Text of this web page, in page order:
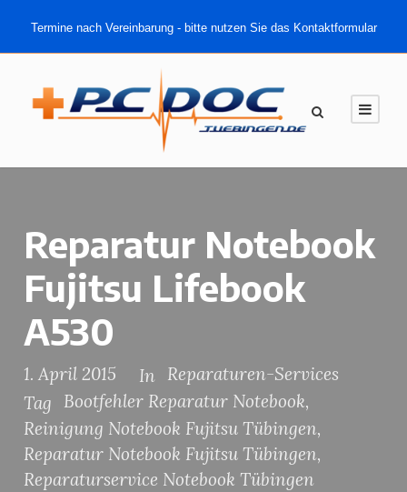
Termine nach Vereinbarung - bitte nutzen Sie das Kontaktformular
Reparatur Notebook
Fujitsu Lifebook
A530
1. April 2015 In
Reparaturen-Services
Tag
Bootfehler Reparatur Notebook,
Reinigung Notebook Fujitsu Tübingen,
Reparatur Notebook Fujitsu Tübingen,
Reparaturservice Notebook Tübingen